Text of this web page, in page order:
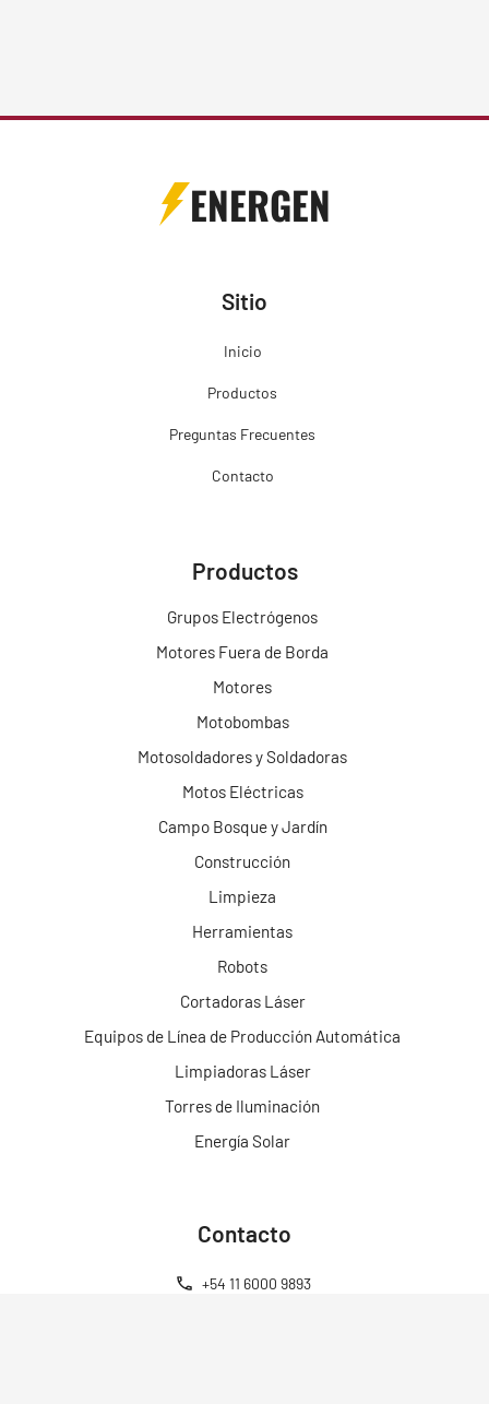
ENERGEN
Sitio
Inicio
Productos
Preguntas Frecuentes
Contacto
Productos
Grupos Electrógenos
Motores Fuera de Borda
Motores
Motobombas
Motosoldadores y Soldadoras
Motos Eléctricas
Campo Bosque y Jardín
Construcción
Limpieza
Herramientas
Robots
Cortadoras Láser
Equipos de Línea de Producción Automática
Limpiadoras Láser
Torres de Iluminación
Energía Solar
Contacto
+54 11 6000 9893